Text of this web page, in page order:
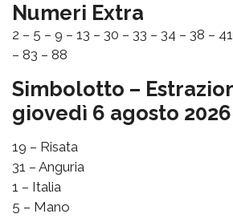
Numeri Extra
2 – 5 – 9 – 13 – 30 – 33 – 34 – 38 –
– 83 – 88
Simbolotto –
giovedì 6 agosto 2026
19 – Risata
31 – Anguria
1 – Italia
5 – Mano